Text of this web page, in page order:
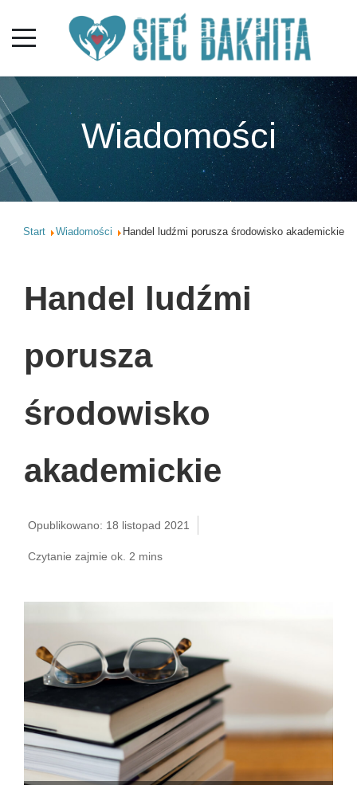
Wiadomości
Start Wiadomości Handel ludźmi porusza środowisko akademickie
Handel ludźmi
porusza
środowisko
akademickie
Opublikowano: 18 listopad 2021
Czytanie zajmie ok. 2 mins